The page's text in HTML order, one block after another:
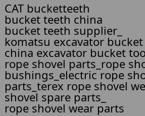
CAT bucketteeth
bucket teeth china
bucket teeth supplier_
komatsu excavator bucket
china excavator bucket
rope shovel parts_rope
bushings_electric rope
parts_terex rope shovel
shovel spare parts_
rope shovel wear parts